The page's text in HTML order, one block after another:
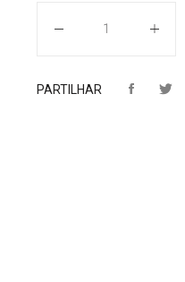
PARTILHAR